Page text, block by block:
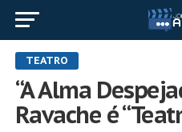
TEATRO
“A Alma
Ravache é